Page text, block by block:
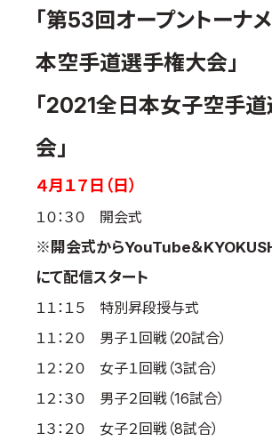
「第53回オープントーナ
本空手道選手権大会」
「2021全日本女子空手
会」
４月１７日（日）
１０：３０ 開会式
※開会式からYouTube＆
にて配信スタート
１１：１５ 特別昇段授与式
１１：２０ 男子１回戦（20試合）
１２：２０ 女子１回戦（3試合）
１２：３０ 男子２回戦（16試合）
１３：２０ 女子２回戦（8試合）